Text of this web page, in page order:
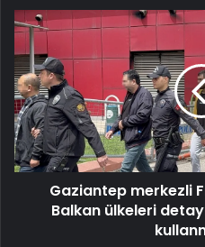
Gaziantep
merkezli
FETÖ
operasyonunda
Balkan
ülkeleri
detayı:
İsim
yerine
Gaziantep merkezli
Balkan ülkeleri